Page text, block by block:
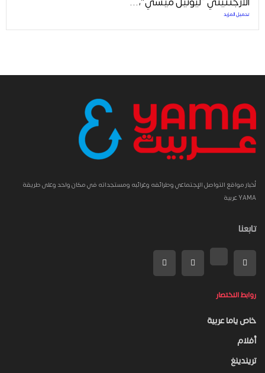
تحميل المزيد
أخبار مواقع التواصل الإجتماعي وطرائفه وغرائبه ومستجداته في مكان واحد وعلى طريقة
YAMA عربية
تابعنا
روابط الاختصار
خاص ياما عربية
أفلام
تريندينغ